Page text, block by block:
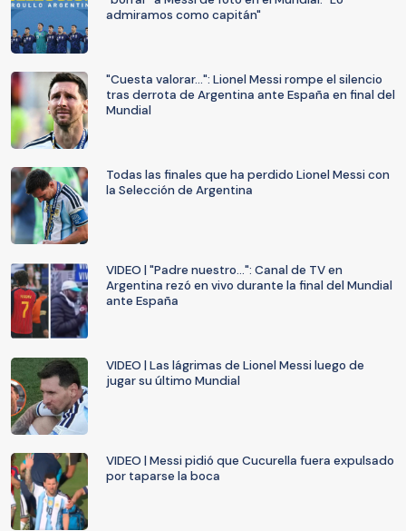
admiramos como capitán"
"Cuesta valorar...": Lionel Messi rompe el silencio
tras derrota de Argentina ante España en final del
Mundial
Todas las finales que ha perdido Lionel Messi con
la Selección de Argentina
VIDEO | "Padre nuestro...": Canal de TV en
Argentina rezó en vivo durante la final del Mundial
ante España
VIDEO | Las lágrimas de Lionel Messi luego de
jugar su último Mundial
VIDEO | Messi pidió que Cucurella fuera expulsado
por taparse la boca